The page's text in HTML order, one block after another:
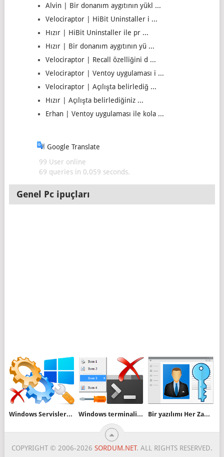
Alvin | Bir donanım aygıtının yükl ...
Velociraptor | HiBit Uninstaller i ...
Hızır | HiBit Uninstaller ile pr ...
Hızır | Bir donanım aygıtının yü ...
Velociraptor | Recall özelliğini d ...
Velociraptor | Ventoy uygulaması i ...
Velociraptor | Açılışta belirlediğ ...
Hızır | Açılışta belirlediğiniz ...
Erhan | Ventoy uygulaması ile kola ...
Google Translate
99 User online
69 queries in 0,059 seconds.
Genel Pc ipuçları
Windows Servisleri Nasıl durdurulur - Silinir Windows terminalini sağ tuşunuzdan kaldırın Bir yazılımı Her Zaman Yönetici yetkileri ile başlatın
COPYRIGHT © 2006-2026 SORDUM.NET. ALL RIGHTS RESERVED.